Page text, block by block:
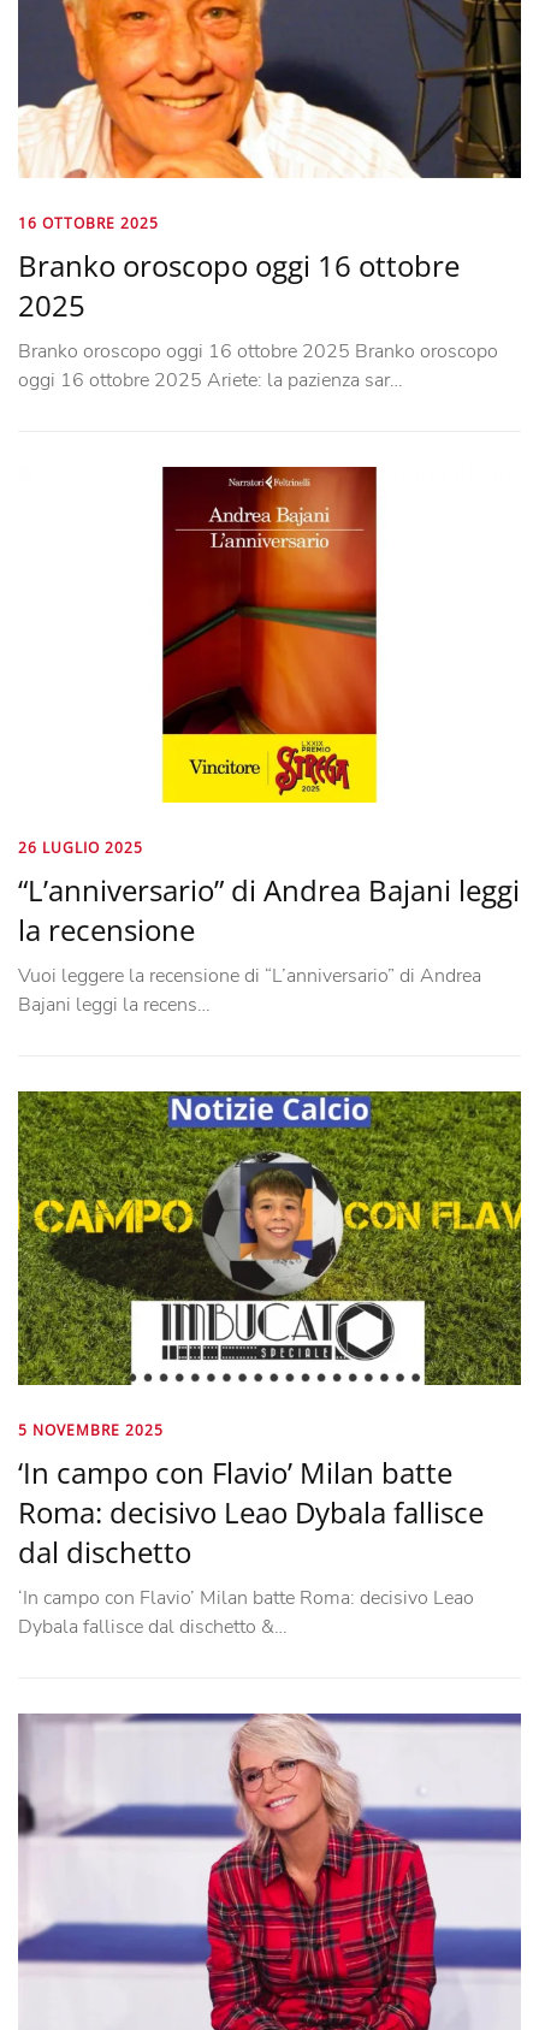
16 OTTOBRE 2025
Branko oroscopo oggi 16 ottobre
2025
Branko oroscopo oggi 16 ottobre 2025 Branko oroscopo
oggi 16 ottobre 2025 Ariete: la pazienza sar…
26 LUGLIO 2025
“L’anniversario” di Andrea Bajani leggi
la recensione
Vuoi leggere la recensione di “L’anniversario” di Andrea
Bajani leggi la recens…
5 NOVEMBRE 2025
‘In campo con Flavio’ Milan batte
Roma: decisivo Leao Dybala fallisce
dal dischetto
‘In campo con Flavio’ Milan batte Roma: decisivo Leao
Dybala fallisce dal dischetto &…